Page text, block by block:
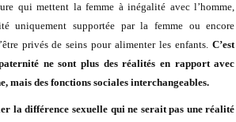
qui mettent la femme à inégalité avec l’homme,
uniquement supportée par la femme ou encore
privés de seins pour alimenter les enfants.C’est
ne sont plus des réalités en rapport avec
mais des fonctions sociales interchangeables.
la différence sexuelle qui ne serait pas une réalité